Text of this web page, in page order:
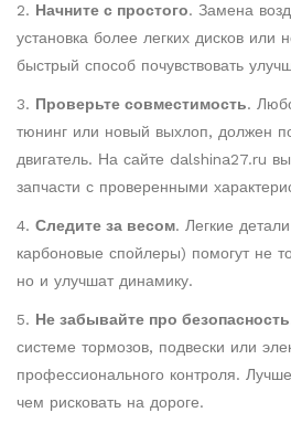
2. Начните с простого. Замена
установка более легких дисков или
быстрый способ почувствовать
3. Проверьте совместимость.
тюнинг или новый выхлоп, должен
двигатель. На сайте dalshina27.ru
запчасти с проверенными
4. Следите за весом. Легкие
карбоновые спойлеры) помогут не
но и улучшат динамику.
5. Не забывайте про безопасность
системе тормозов, подвески или
профессионального контроля.
чем рисковать на дороге.